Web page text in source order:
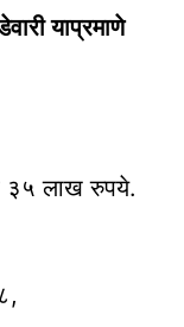
याप्रमाणे
३५ लाख रुपये.